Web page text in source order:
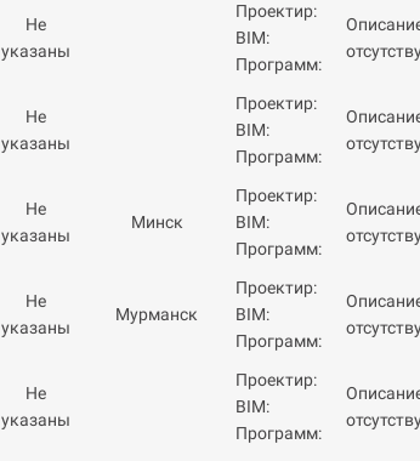
Не
указаны
Проектир:
BIM:
Программ:
Не
указаны
Проектир:
BIM:
Программ:
Не
указаны
Минск
Проектир:
BIM:
Программ:
Не
указаны
Мурманск
Проектир:
BIM:
Программ:
Не
указаны
Проектир:
BIM:
Программ: